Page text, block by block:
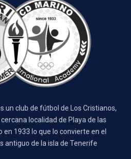
un club de fútbol de Los Cristianos,
localidad de Playa de las
1933 lo que lo convierte en el
antiguo de la isla de Tenerife